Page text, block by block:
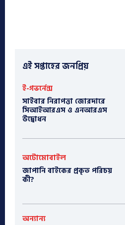
এই সপ্তাহের জনপ্রিয়
ই-গভর্নেন্স
সাইবার নিরাপত্তা জোরদারে
সিআইআরএস ও এনআরএস
উদ্বোধন
অটোমোবাইল
​জাপানি বাইকের প্রকৃত পরিচয়
কী?
অন্যান্য